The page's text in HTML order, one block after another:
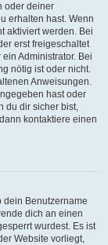
oder deiner
erhalten hast. Wenn
aktiviert werden. Bei
erst freigeschaltet
Administrator. Bei
nötig ist oder nicht.
Anweisungen.
hast oder
du dir sicher bist,
kontaktiere einen
dein Benutzername
dich an einen
wurdest. Es ist
Website vorliegt,